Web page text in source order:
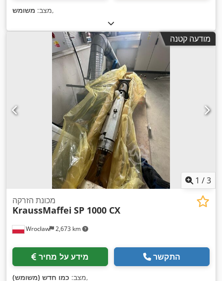
מצב: משומש ,
מודעה קטנה
1 /3
Wrocław 2,673 km
מכונת הזרקה
KraussMaffei SP 1000 CX
מידע על מחיר התקשר
מצב: כמו חדש (משומש) ,